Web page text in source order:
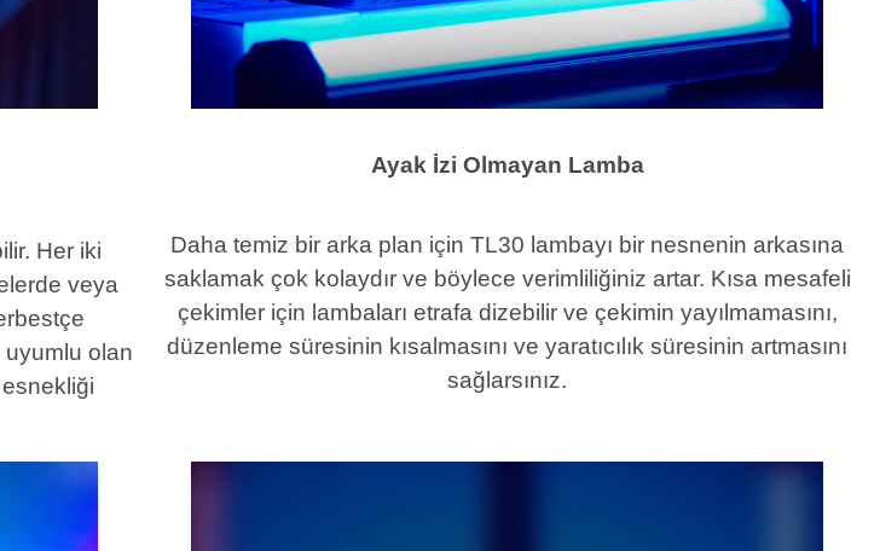
Her iki
veya
uyumlu olan
Ayak İzi Olmayan Lamba
Daha temiz bir arka plan için TL30 lambayı bir nesnenin arkasına
saklamak çok kolaydır ve böylece verimliliğiniz artar. Kısa mesafeli
çekimler için lambaları etrafa dizebilir ve çekimin yayılmamasını,
düzenleme süresinin kısalmasını ve yaratıcılık süresinin artmasını
sağlarsınız.